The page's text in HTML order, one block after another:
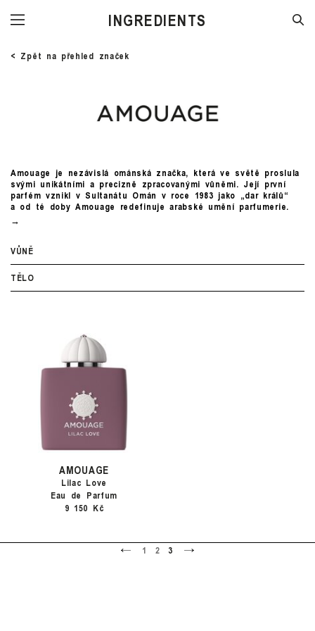
INGREDIENTS
< Zpět na přehled značek
Amouage je nezávislá ománská značka, která ve světě proslula
svými unikátními a precizně zpracovanými vůněmi. Její první
parfém vznikl v Sultanátu Omán v roce 1983 jako „dar králů“
a od té doby Amouage redefinuje arabské umění parfumerie.
VŮNĚ
TĚLO
AMOUAGE
Lilac Love
Eau de Parfum
9 150 Kč
< 1 2 3 >